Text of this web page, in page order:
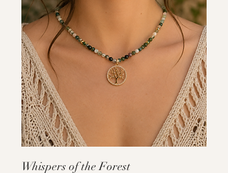
Whispers of the Forest